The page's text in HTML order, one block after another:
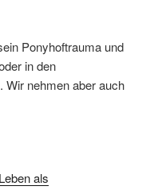
Ponyhoftrauma und
in den
Wir nehmen aber auch
als